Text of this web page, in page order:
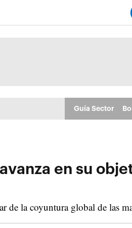
Guía Sector
en su
la coyuntura global de las